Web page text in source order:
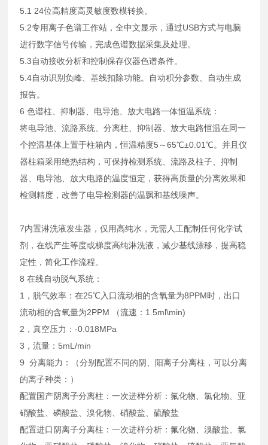
5.1 24位高精度高灵敏度数模转换。
5.2专用离子色谱工作站，全中文显示，通过USB方式与电脑
进行数字信号传输，完成色谱数据采集及处理。
5.3自动接收分析和控制保存仪器色谱条件。
5.4自动识别负峰、基线扣除功能。自动积分参数、自动生成
报告。
6 色谱柱、抑制器、电导池、放大电路一体恒温系统：
将电导池、流路系统、分离柱、抑制器、放大电路恒温在同一
个控温基体上置于柱箱内，恒温精度5～65℃±0.01℃。并且仪
器柱箱采用绝热结构，可保持检测系统、流路及柱子、抑制
器、电导池、放大电路的温度恒定，获得高质量的分离效果和
检测精度，改善了电导检测器的温飘和基线噪声。
7内置淋洗液发生器，仅用高纯水，无需人工配制任何化学试
剂，在线产生等度或梯度高纯淋洗液，减少基线漂移，提高稳
定性，简化工作流程。
8 在线自动脱气系统：
1，脱气效率：在25℃入口流动相的含氧量为8PPM时，出口
流动相的含氧量为2PPM （流速：1.5ml\min)
2，真空压力：-0.018MPa
3，流量：5mL/min
9 分离能力：（分别配置不同的阴、阳离子分离柱，可以分离
的离子种类：）
配置国产阴离子分离柱：一次进样分析：氟化物、氯化物、亚
硝酸盐、磷酸盐、溴化物、硝酸盐、硫酸盐
配置进口阴离子分离柱：一次进样分析：氟化物、溴酸盐、氯